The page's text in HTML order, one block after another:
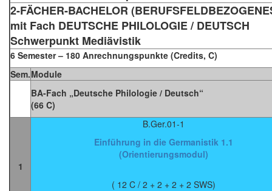
2-FÄCHER-BACHELOR
mit Fach DEUTSCHE PHILOLOGIE / DEUTSCH
Schwerpunkt Mediävistik
6 Semester – 180 Anrechnungspunkte (Credits, C)
Sem.Module
BA-Fach „Deutsche Philologie / Deutsch“
(66 C)
1
B.Ger.01-1
Einführung in die Germanistik 1.1
(Orientierungsmodul)
( 12 C / 2 + 2 + 2 + 2 SWS)